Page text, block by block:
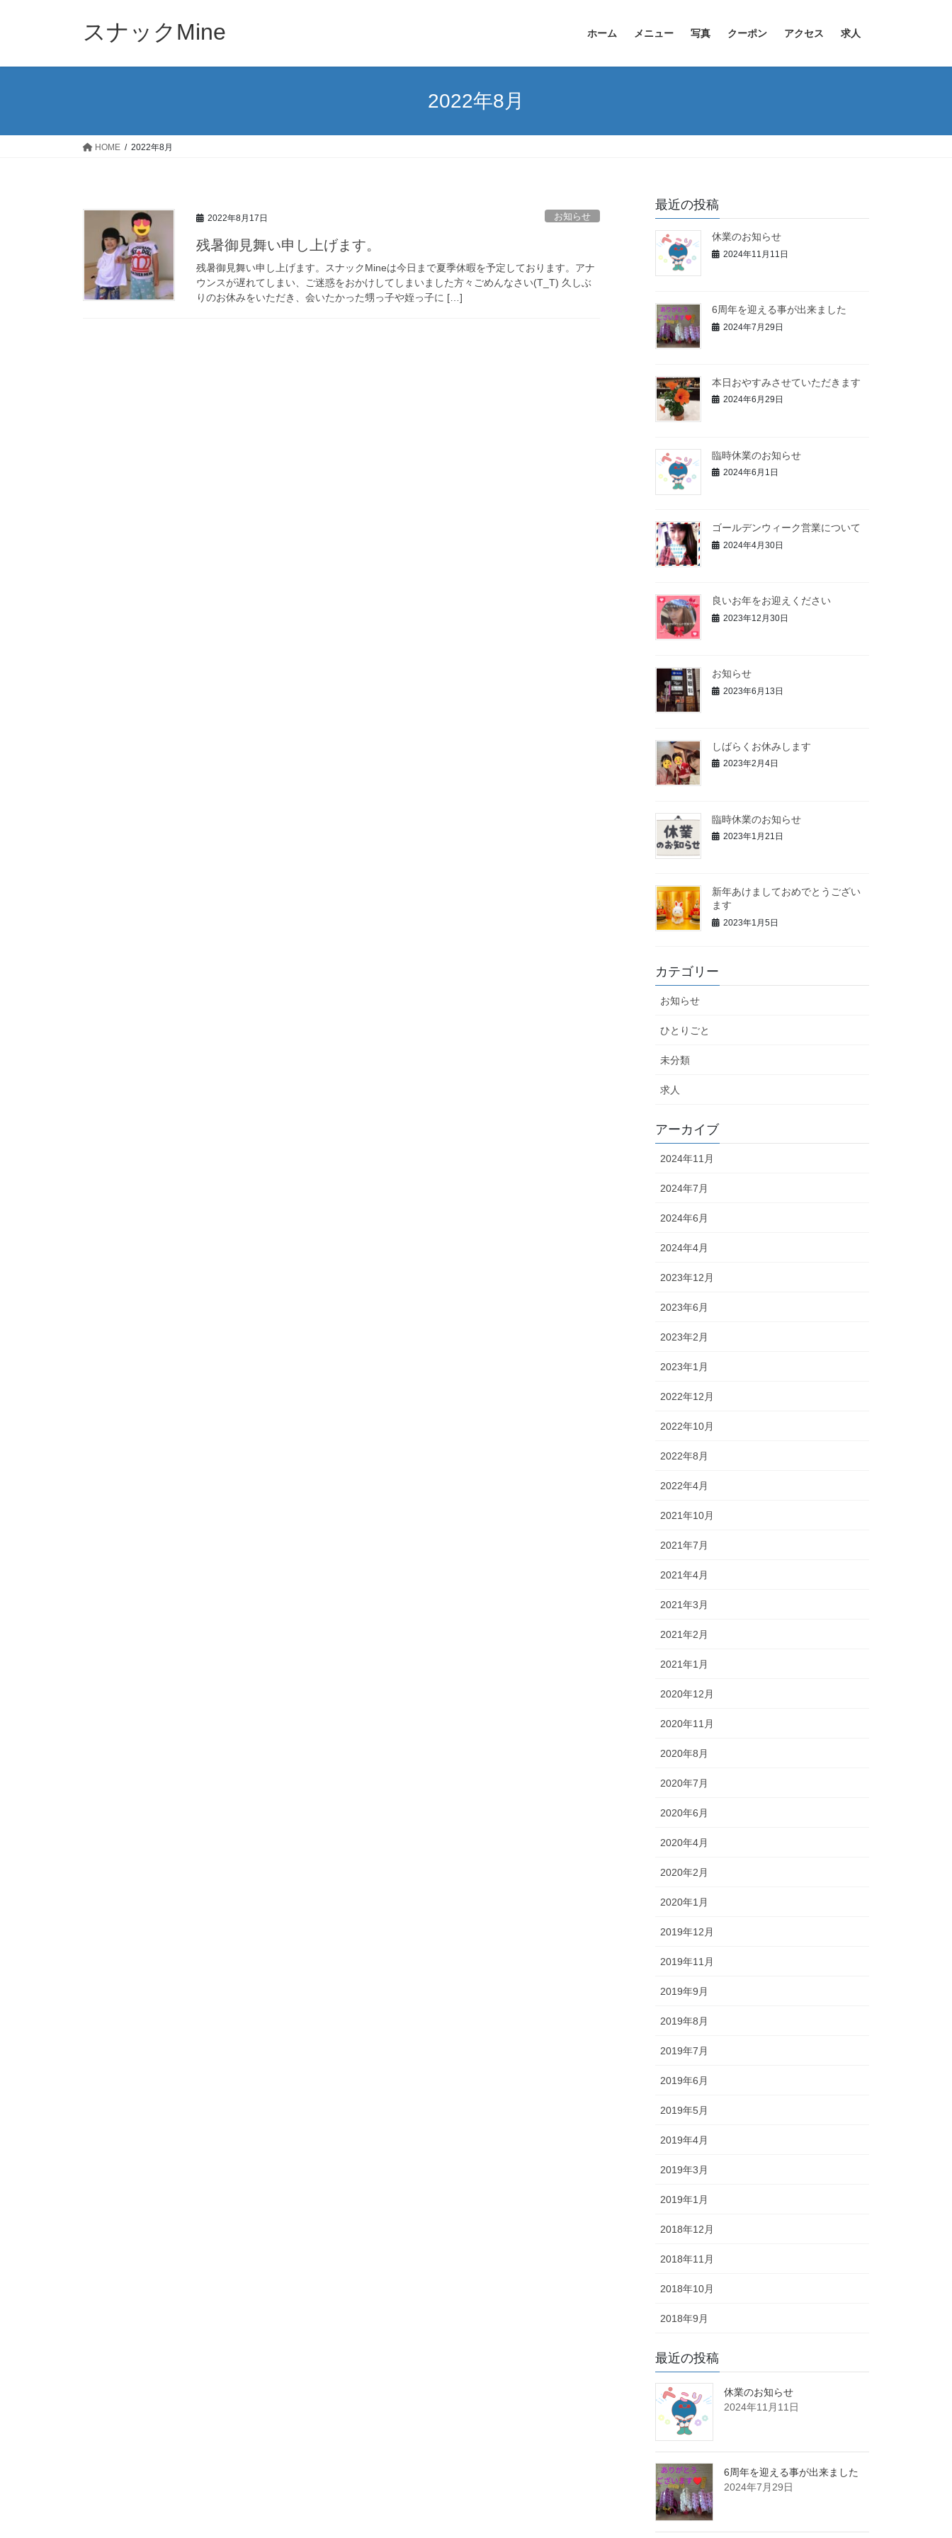
スナックMine ホーム メニュー 写真 クーポン アクセス 求人
2022年8月
HOME 2022年8月
2022年8月17日 お知らせ
残暑御見舞い申し上げます。
残暑御見舞い申し上げます。スナックMineは今日まで夏季休暇を予定しております。アナ
ウンスが遅れてしまい、ご迷惑をおかけしてしまいました方々ごめんなさい(T_T) 久しぶ
りのお休みをいただき、会いたかった甥っ子や姪っ子に […]
最近の投稿
休業のお知らせ
2024年11月11日
6周年を迎える事が出来ました
2024年7月29日
本日おやすみさせていただきます
2024年6月29日
臨時休業のお知らせ
2024年6月1日
ゴールデンウィーク営業について
2024年4月30日
良いお年をお迎えください
2023年12月30日
お知らせ
2023年6月13日
しばらくお休みします
2023年2月4日
臨時休業のお知らせ
2023年1月21日
新年あけましておめでとうござい
ます
2023年1月5日
カテゴリー
お知らせ
ひとりごと
未分類
求人
アーカイブ
2024年11月
2024年7月
2024年6月
2024年4月
2023年12月
2023年6月
2023年2月
2023年1月
2022年12月
2022年10月
2022年8月
2022年4月
2021年10月
2021年7月
2021年4月
2021年3月
2021年2月
2021年1月
2020年12月
2020年11月
2020年8月
2020年7月
2020年6月
2020年4月
2020年2月
2020年1月
2019年12月
2019年11月
2019年9月
2019年8月
2019年7月
2019年6月
2019年5月
2019年4月
2019年3月
2019年1月
2018年12月
2018年11月
2018年10月
2018年9月
最近の投稿
休業のお知らせ
2024年11月11日
6周年を迎える事が出来ました
2024年7月29日